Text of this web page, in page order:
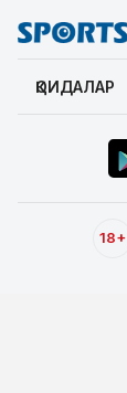
ҚОИДАЛАР
18+